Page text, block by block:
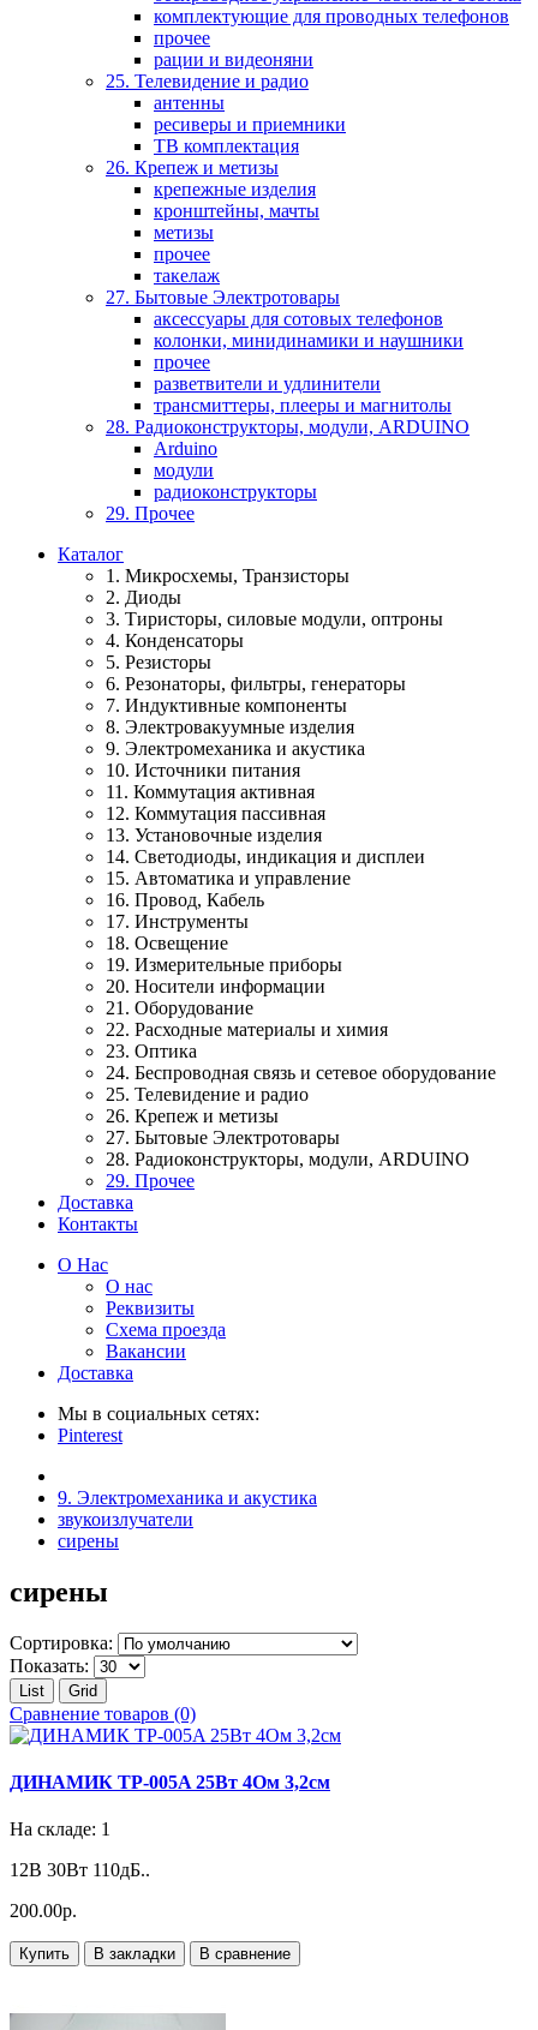
комплектующие для проводных телефонов
прочее
рации и видеоняни
25. Телевидение и радио
антенны
ресиверы и приемники
ТВ комплектация
26. Крепеж и метизы
крепежные изделия
кронштейны, мачты
метизы
прочее
такелаж
27. Бытовые Электротовары
аксессуары для сотовых телефонов
колонки, минидинамики и наушники
прочее
разветвители и удлинители
трансмиттеры, плееры и магнитолы
28. Радиоконструкторы, модули, ARDUINO
Arduino
модули
радиоконструкторы
29. Прочее
Каталог
1. Микросхемы, Транзисторы
2. Диоды
3. Тиристоры, силовые модули, оптроны
4. Конденсаторы
5. Резисторы
6. Резонаторы, фильтры, генераторы
7. Индуктивные компоненты
8. Электровакуумные изделия
9. Электромеханика и акустика
10. Источники питания
11. Коммутация активная
12. Коммутация пассивная
13. Установочные изделия
14. Светодиоды, индикация и дисплеи
15. Автоматика и управление
16. Провод, Кабель
17. Инструменты
18. Освещение
19. Измерительные приборы
20. Носители информации
21. Оборудование
22. Расходные материалы и химия
23. Оптика
24. Беспроводная связь и сетевое оборудование
25. Телевидение и радио
26. Крепеж и метизы
27. Бытовые Электротовары
28. Радиоконструкторы, модули, ARDUINO
29. Прочее
Доставка
Контакты
О Нас
О нас
Реквизиты
Схема проезда
Вакансии
Доставка
Мы в социальных сетях:
Pinterest
9. Электромеханика и акустика
звукоизлучатели
сирены
сирены
Сортировка:
Показать:
List Grid
Сравнение товаров (0)
ДИНАМИК TP-005A 25Вт 4Ом 3,2см
На складе: 1
12В 30Вт 110дБ..
200.00р.
Купить В закладки В сравнение